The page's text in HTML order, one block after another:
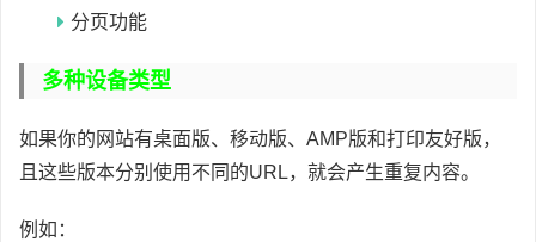
分页功能
多种设备类型
如果你的网站有桌面版、移动版、AMP版和打印友好版，
且这些版本分别使用不同的URL，就会产生重复内容。
例如：